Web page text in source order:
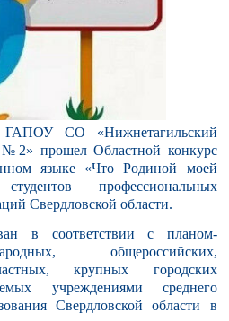
СО «Нижнетагильский
№2» прошел Областной конкурс
языке «Что Родиной моей
профессиональных
Свердловской области.
в соответствии с планом-
общероссийских,
крупных городских
учреждениями среднего
Свердловской области в